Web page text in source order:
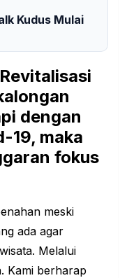
Kudus Mulai
dengan
19, maka
fokus
meski
ada agar
Melalui
Kami berharap